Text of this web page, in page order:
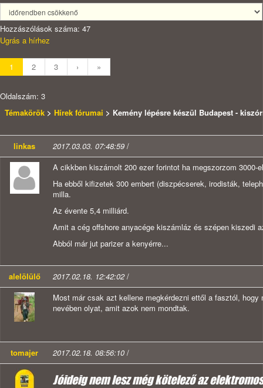
Hozzászólások száma: 47
Ugrás a hírhez
1 2 3 › »
Oldalszám: 3
Témakörök > Hírek fórumai > Kemény lépésre készül Budapest -
linkas 2017.03.03. 07:48:59 /
A cikkben kiszámolt 200 ezer forintot ha megszorzom 3000-
Ha ebből kifizetek 300 embert (diszpécserek, irodisták,
milla.
Az évente 5,4 milliárd.
Amit a cég offshore anyacége kiszámláz és szépen kiszedi
Abból már jut parizer a kenyérre...
alelölülő 2017.02.18. 12:42:02/
Most már csak azt kellene megkérdezni ettől a fasztól,
nevében olyat, amit azok nem mondtak.
tomajer 2017.02.18. 08:56:10 /
Jóideig nem lesz még kötelező az